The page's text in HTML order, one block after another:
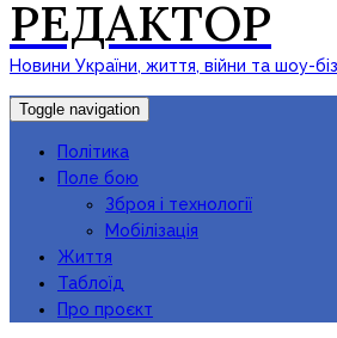
РЕДАКТОР
Новини України, життя, війни та шоу-
Toggle navigation
Політика
Поле бою
Зброя і технології
Мобілізація
Життя
Таблоїд
Про проєкт